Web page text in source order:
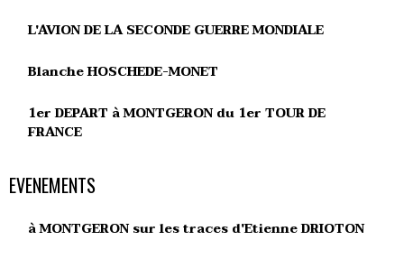
L'AVION DE LA SECONDE GUERRE MONDIALE
Blanche HOSCHEDE-MONET
1er DEPART à MONTGERON du 1er TOUR DE
FRANCE
EVENEMENTS
à MONTGERON sur les traces d'Etienne DRIOTON